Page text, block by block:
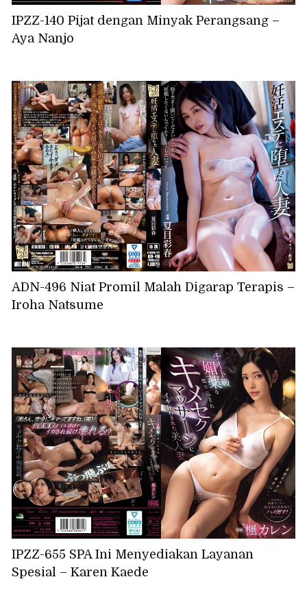
IPZZ-140 Pijat dengan Minyak Perangsang –
Aya Nanjo
ADN-496 Niat Promil Malah Digarap Terapis –
Iroha Natsume
IPZZ-655 SPA Ini Menyediakan Layanan
Spesial – Karen Kaede